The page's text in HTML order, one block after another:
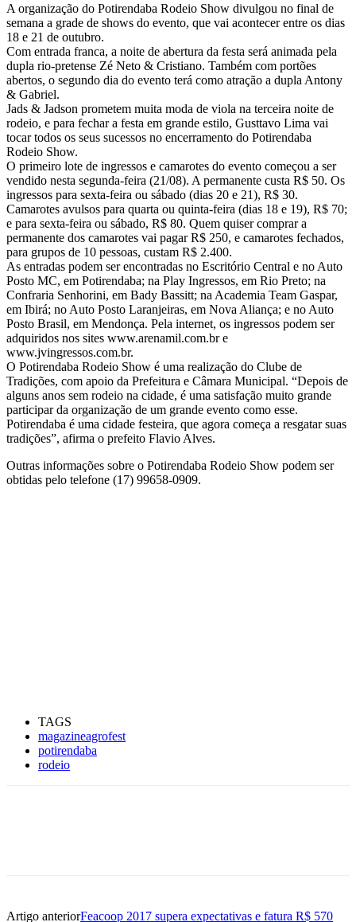
A organização do Potirendaba Rodeio Show divulgou no final de
semana a grade de shows do evento, que vai acontecer entre os dias
18 e 21 de outubro.
Com entrada franca, a noite de abertura da festa será animada pela
dupla rio-pretense Zé Neto & Cristiano. Também com portões
abertos, o segundo dia do evento terá como atração a dupla Antony
& Gabriel.
Jads & Jadson prometem muita moda de viola na terceira noite de
rodeio, e para fechar a festa em grande estilo, Gusttavo Lima vai
tocar todos os seus sucessos no encerramento do Potirendaba
Rodeio Show.
O primeiro lote de ingressos e camarotes do evento começou a ser
vendido nesta segunda-feira (21/08). A permanente custa R$ 50. Os
ingressos para sexta-feira ou sábado (dias 20 e 21), R$ 30.
Camarotes avulsos para quarta ou quinta-feira (dias 18 e 19), R$ 70;
e para sexta-feira ou sábado, R$ 80. Quem quiser comprar a
permanente dos camarotes vai pagar R$ 250, e camarotes fechados,
para grupos de 10 pessoas, custam R$ 2.400.
As entradas podem ser encontradas no Escritório Central e no Auto
Posto MC, em Potirendaba; na Play Ingressos, em Rio Preto; na
Confraria Senhorini, em Bady Bassitt; na Academia Team Gaspar,
em Ibirá; no Auto Posto Laranjeiras, em Nova Aliança; e no Auto
Posto Brasil, em Mendonça. Pela internet, os ingressos podem ser
adquiridos nos sites www.arenamil.com.br e
www.jvingressos.com.br.
O Potirendaba Rodeio Show é uma realização do Clube de
Tradições, com apoio da Prefeitura e Câmara Municipal. “Depois de
alguns anos sem rodeio na cidade, é uma satisfação muito grande
participar da organização de um grande evento como esse.
Potirendaba é uma cidade festeira, que agora começa a resgatar suas
tradições”, afirma o prefeito Flavio Alves.
Outras informações sobre o Potirendaba Rodeio Show podem ser
obtidas pelo telefone (17) 99658-0909.
TAGS
magazineagrofest
potirendaba
rodeio
Artigo anteriorFeacoop 2017 supera expectativas e fatura R$ 570